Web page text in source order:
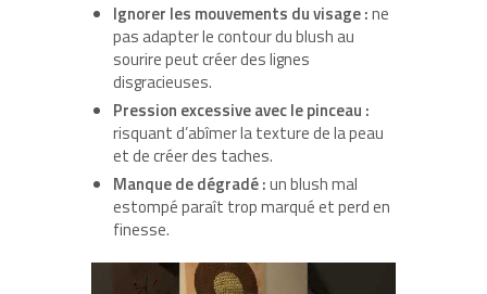
Ignorer les mouvements du visage :ne
pas adapter le contour du blush au
sourire peut créer des lignes
disgracieuses.
Pression excessive avec le pinceau :
risquant d’abîmer la texture de la peau
et de créer des taches.
Manque de dégradé :un blush mal
estompé paraît trop marqué et perd en
finesse.